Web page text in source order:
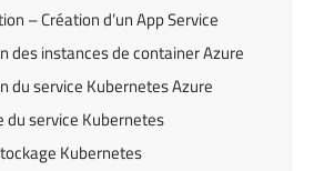
– Création d’un App Service
des instances de container Azure
du service Kubernetes Azure
du service Kubernetes
Kubernetes